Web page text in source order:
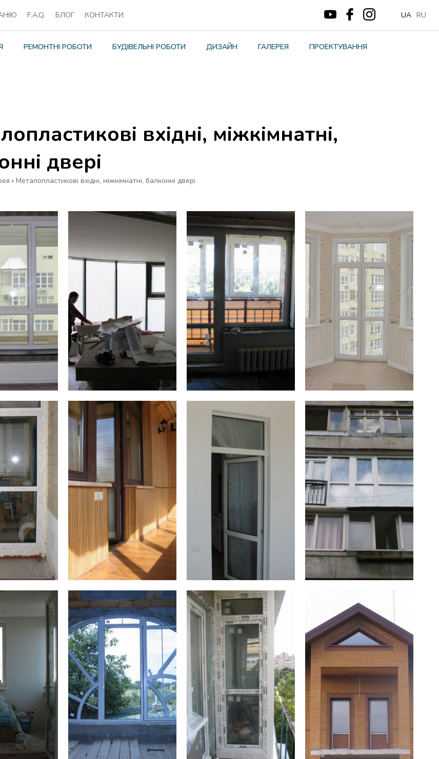
F.A.Q. БЛОГ КОНТАКТИ UA RU
РЕМОНТНІ РОБОТИ БУДІВЕЛЬНІ РОБОТИ ДИЗАЙН ГАЛЕРЕЯ ПРОЕКТУВАННЯ
вхідні, міжкімнатні,
двері
› Металопластикові вхідні, міжкімнатні, балконні двері